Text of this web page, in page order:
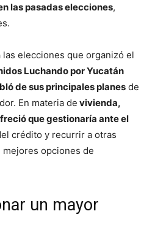
las pasadas elecciones,
elecciones que organizó el
Luchando por Yucatán
de sus principales planes de
En materia de vivienda,
que gestionaría ante el
crédito y recurrir a otras
opciones de
un mayor